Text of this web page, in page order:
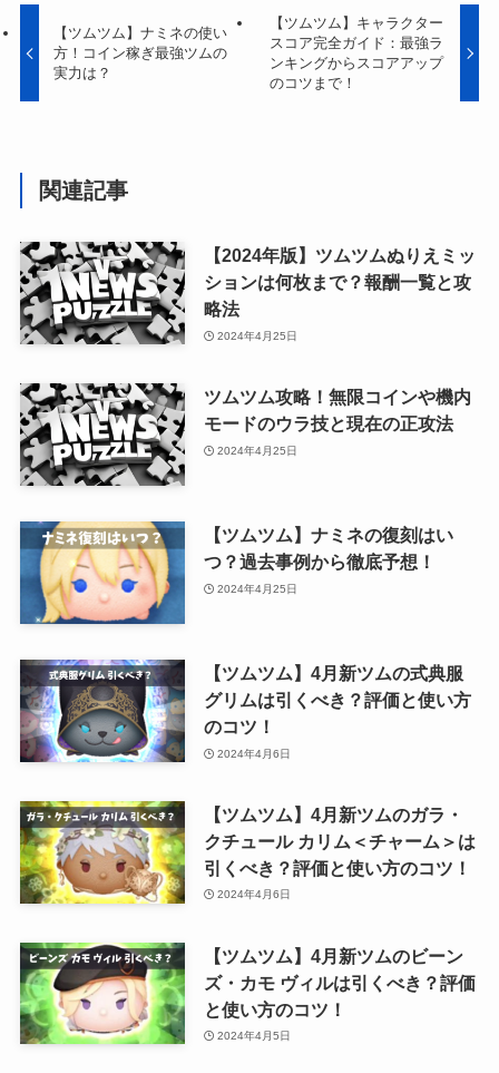
【ツムツム】ナミネの使い
方！コイン稼ぎ最強ツムの
実力は？
【ツムツム】キャラクター
スコア完全ガイド：最強ラ
ンキングからスコアアップ
のコツまで！
関連記事
【2024年版】ツムツムぬりえミッ
ションは何枚まで？報酬一覧と攻
略法
2024年4月25日
ツムツム攻略！無限コインや機内
モードのウラ技と現在の正攻法
2024年4月25日
【ツムツム】ナミネの復刻はい
つ？過去事例から徹底予想！
2024年4月25日
【ツムツム】4月新ツムの式典服
グリムは引くべき？評価と使い方
のコツ！
2024年4月6日
【ツムツム】4月新ツムのガラ・
クチュール カリム＜チャーム＞は
引くべき？評価と使い方のコツ！
2024年4月6日
【ツムツム】4月新ツムのビーン
ズ・カモ ヴィルは引くべき？評価
と使い方のコツ！
2024年4月5日